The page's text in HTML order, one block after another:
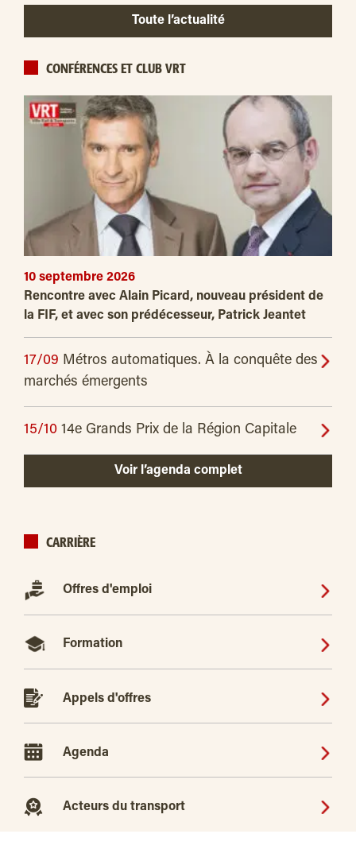
Toute l’actualité
CONFÉRENCES ET CLUB VRT
10 septembre 2026
Rencontre avec Alain Picard, nouveau président de
la FIF, et avec son prédécesseur, Patrick Jeantet
17/09 Métros automatiques. À la conquête des
marchés émergents
15/10 14e Grands Prix de la Région Capitale
Voir l’agenda complet
CARRIÈRE
Offres d'emploi
Formation
Appels d'offres
Agenda
Acteurs du transport